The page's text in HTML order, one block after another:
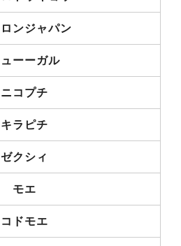
ンジャパン
ーーガル
ニコプチ
キラピチ
ゼクシィ
モエ
コドモエ